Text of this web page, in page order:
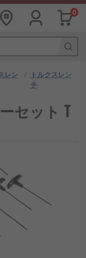
0
レン
/
トルクスレン
チ
セット T